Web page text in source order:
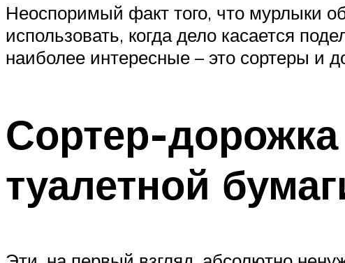
Неоспоримый факт того, что мурлыки
использовать, когда дело касается
наиболее интересные – это сортеры и
Сортер-дорожка
туалетной